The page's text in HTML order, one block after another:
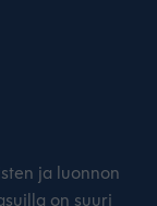
ja luonnon
on suuri